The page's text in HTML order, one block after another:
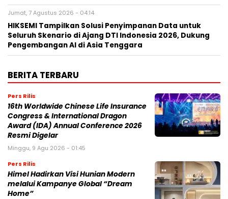
Jumat, 7 Agustus 2026 - 04:14
HIKSEMI Tampilkan Solusi Penyimpanan Data untuk
Seluruh Skenario di Ajang DTI Indonesia 2026, Dukung
Pengembangan AI di Asia Tenggara
BERITA TERBARU
Pers Rilis
16th Worldwide Chinese Life Insurance
Congress & International Dragon
Award (IDA) Annual Conference 2026
Resmi Digelar
Minggu, 9 Agu 2026 - 01:45
Pers Rilis
Himel Hadirkan Visi Hunian Modern
melalui Kampanye Global “Dream
Home”